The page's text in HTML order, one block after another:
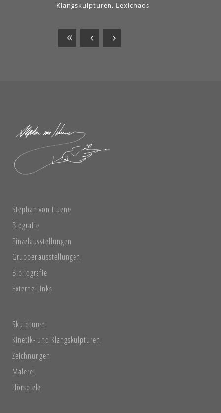
Klangskulpturen, Lexichaos
Stephan von Huene
Biografie
Einzelausstellungen
Gruppenausstellungen
Bibliografie
Externe Links
Skulpturen
Kinetik- und Klangskulpturen
Zeichnungen
Malerei
Hörspiele